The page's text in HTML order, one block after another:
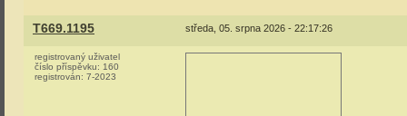
T669.1195 středa, 05. srpna 2026 - 22:17:26
registrovaný uživatel
číslo příspěvku: 160
registrován: 7-2023